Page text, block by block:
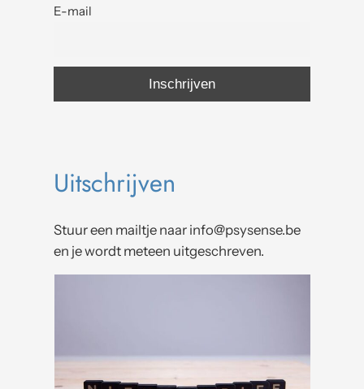
E-mail
Uitschrijven
Stuur een mailtje naar info@psysense.be
en je wordt meteen uitgeschreven.